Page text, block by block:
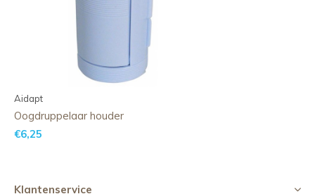
Aidapt
Oogdruppelaar houder
€6,25
Klantenservice